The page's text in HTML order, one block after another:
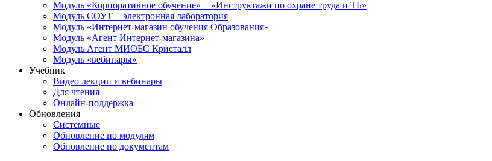
Модуль «Корпоративное обучение» + «Инструктажи по охране труда и ТБ»
Модуль СОУТ + электронная лаборатория
Модуль «Интернет-магазин обучения Образования»
Модуль «Агент Интернет-магазина»
Модуль Агент МИОБС Кристалл
Модуль «вебинары»
Учебник
Видео лекции и вебинары
Для чтения
Онлайн-поддержка
Обновления
Системные
Обновление по модулям
Обновление по документам